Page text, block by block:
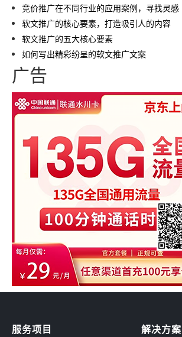
竞价推广在不同行业的应用案例，寻找灵感
软文推广的核心要素，打造吸引人的内容
软文推广的五大核心要素
如何写出精彩纷呈的软文推广文案
广告
服务项目 解决方案